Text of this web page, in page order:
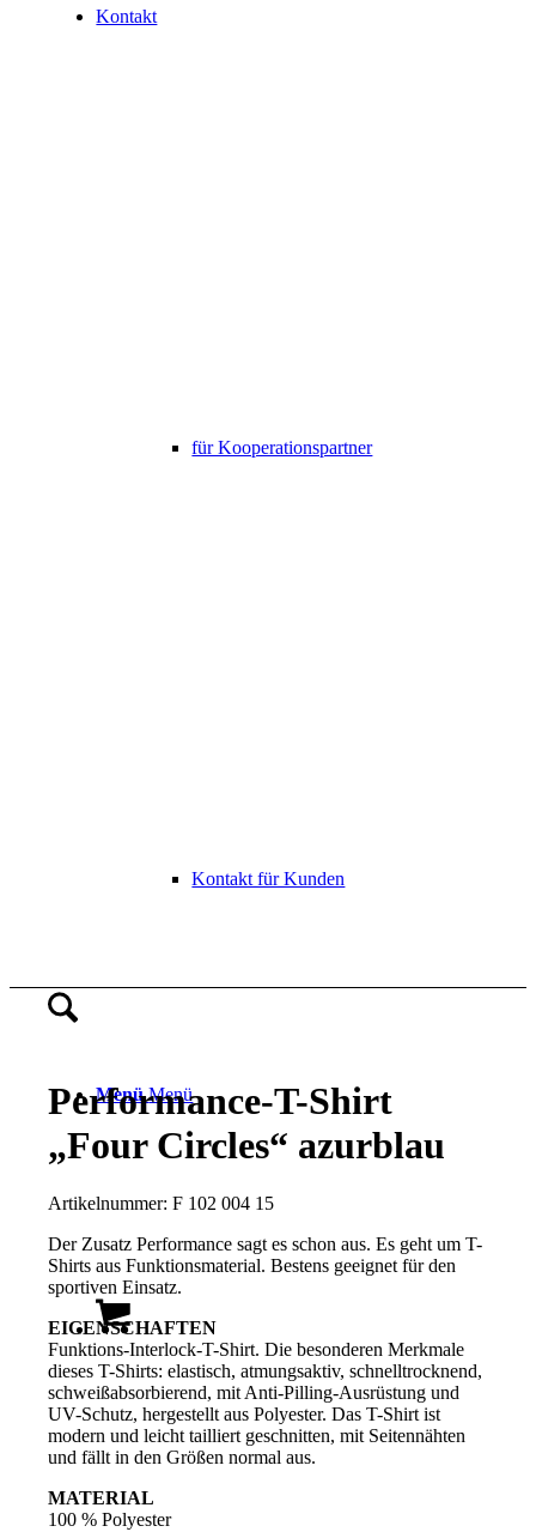
Kontakt
für Kooperationspartner
Kontakt für Kunden
Menü Menü
Performance-T-Shirt
„Four Circles“ azurblau
Artikelnummer:F 102 004 15
Der Zusatz Performance sagt es schon aus. Es geht um T-
Shirts aus Funktionsmaterial. Bestens geeignet für den
sportiven Einsatz.
EIGENSCHAFTEN
Funktions-Interlock-T-Shirt. Die besonderen Merkmale
dieses T-Shirts: elastisch, atmungsaktiv, schnelltrocknend,
schweißabsorbierend, mit Anti-Pilling-Ausrüstung und
UV-Schutz, hergestellt aus Polyester. Das T-Shirt ist
modern und leicht tailliert geschnitten, mit Seitennähten
und fällt in den Größen normal aus.
MATERIAL
100 % Polyester